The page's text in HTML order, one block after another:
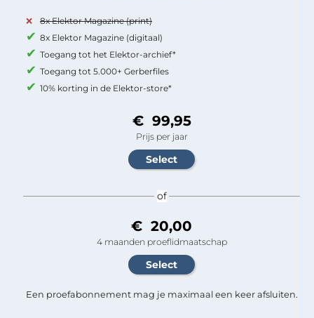
8x Elektor Magazine (print)
8x Elektor Magazine (digitaal)
Toegang tot het Elektor-archief*
Toegang tot 5.000+ Gerberfiles
10% korting in de Elektor-store*
€ 99,95
Prijs per jaar
of
€ 20,00
4 maanden proeflidmaatschap
Een proefabonnement mag je maximaal een keer afsluiten.